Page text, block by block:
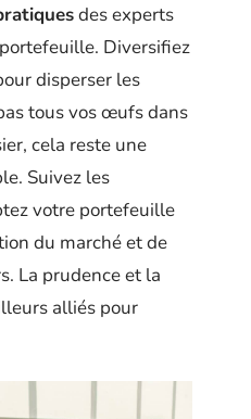
des experts
Diversifiez
disperser les
tous vos œufs dans
cela reste une
Suivez les
votre portefeuille
du marché et de
La prudence et la
alliés pour